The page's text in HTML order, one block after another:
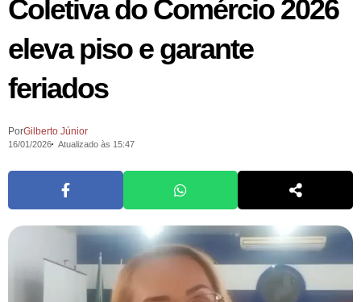
Coletiva do Comércio 2026
eleva piso e garante
feriados
PorGilberto Júnior
16/01/2026 Atualizado às 15:47